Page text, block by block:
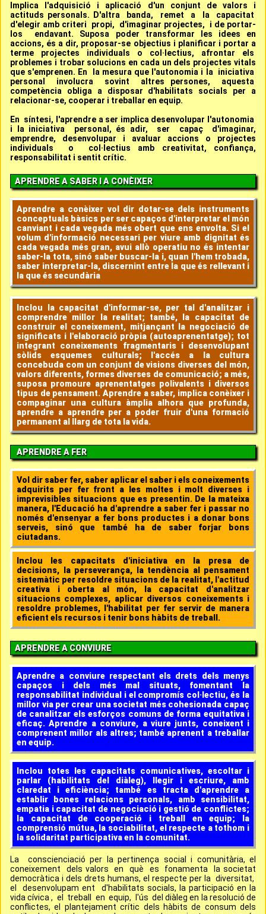
Implica l'adquisició i aplicació d'un conjunt de valors i
actituds personals. D'altra banda, remet a la capacitat
d'elegir amb criteri propi, d'imaginar projectes, i de portar-
los endavant. Suposa poder transformar les idees en
accions, és a dir, proposar-se objectius i planificar i portar a
terme projectes individuals o col·lectius, afrontar els
problemes i trobar solucions en cada un dels projectes vitals
que s'emprenen. En la mesura que l'autonomia i la iniciativa
personal involucra sovint altres persones, aquesta
competència obliga a disposar d'habilitats socials per a
relacionar-se, cooperar i treballar en equip.
En síntesi, l'aprendre a ser implica desenvolupar l'autonomia
i la iniciativa personal, és adir, ser capaç d'imaginar,
emprendre, desenvolupar i avaluar accions o projectes
individuals o col·lectius amb creativitat, confiança,
responsabilitat i sentit crític.
APRENDRE A SABER I A CONÈIXER
Aprendre a conèixer vol dir dotar-se dels instruments
conceptuals bàsics per ser capaços d'interpretar el món
canviant i cada vegada més obert que ens envolta. Si el
volum d'informació necessari per viure amb dignitat és
cada vegada més gran, avui allò operatiu no és intentar
saber-la tota, sinó saber buscar-la i, quan l'hem trobada,
saber interpretar-la, discernint entre la que és rellevant i
la que és secundària
Inclou la capacitat d'informar-se, per tal d'analitzar i
comprendre millor la realitat; també, la capacitat de
construir el coneixement, mitjançant la negociació de
significats i l'elaboració pròpia (autoaprenentatge); tot
integrant coneixements fragmentaris i desenvolupant
sòlids esquemes culturals; l'accés a la cultura
concebuda com un conjunt de visions diverses del món,
valors diferents, formes diverses de comunicació; a més,
suposa promoure aprenentatges polivalents i diversos
tipus de pensament. Aprendre a saber, implica conèixer i
compaginar una cultura àmplia alhora que profunda,
aprendre a aprendre per a poder fruir d'una formació
permanent al llarg de tota la vida.
APRENDRE A FER
Vol dir saber fer, saber aplicar el saber i els coneixements
adquirits per fer front a les moltes i molt diverses i
imprevisibles situacions que es presentin. De la mateixa
manera, l'Educació ha d'aprendre a saber fer i passar no
només d'ensenyar a fer bons productes i a donar bons
serveis, sinó que també ha de saber forjar bons
ciutadans.
Inclou les capacitats d'iniciativa en la presa de
decisions, la perseverança, la tendència al pensament
sistemàtic per resoldre situacions de la realitat, l'actitud
creativa i oberta al món, la capacitat d'analitzar
situacions complexes, aplicar diversos coneixements i
resoldre problemes, l'habilitat per fer servir de manera
eficient els recursos i tenir bons hàbits de treball.
APRENDRE A CONVIURE
Aprendre a conviure respectant els drets dels menys
capaços i dels més mal situats, fomentant la
responsabilitat individual i el compromís col·lectiu, és la
millor via per crear una societat més cohesionada capaç
de canalitzar els esforços comuns de forma equitativa i
eficaç. Aprendre a conviure, a viure junts, coneixent i
comprenent millor als altres; també aprenent a treballar
en equip.
Inclou totes les capacitats comunicatives, escoltar i
parlar (habilitats del diàleg), llegir i escriure, amb
claredat i eficiència; també es tracta d'aprendre a
establir bones relacions personals, amb sensibilitat,
empatia i capacitat de negociació i gestió de conflictes;
la capacitat de cooperació i treball en equip; la
comprensió mútua, la sociabilitat, el respecte a tothom i
la solidaritat participativa en la comunitat.
La conscienciació per la pertinença social i comunitària, el
coneixement dels valors en què es fonamenta la societat
democràtica i dels drets humans, el respecte per la diversitat,
el desenvolupam ent d'habilitats socials, la participació en la
vida cívica , el treball en equip, l'ús del diàleg en la resolució de
conflictes, el plantejament crític dels hàbits de consum dels